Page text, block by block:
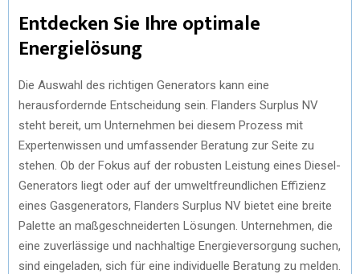
Entdecken Sie Ihre optimale
Energielösung
Die Auswahl des richtigen Generators kann eine
herausfordernde Entscheidung sein. Flanders Surplus NV
steht bereit, um Unternehmen bei diesem Prozess mit
Expertenwissen und umfassender Beratung zur Seite zu
stehen. Ob der Fokus auf der robusten Leistung eines Diesel-
Generators liegt oder auf der umweltfreundlichen Effizienz
eines Gasgenerators, Flanders Surplus NV bietet eine breite
Palette an maßgeschneiderten Lösungen. Unternehmen, die
eine zuverlässige und nachhaltige Energieversorgung suchen,
sind eingeladen, sich für eine individuelle Beratung zu melden.